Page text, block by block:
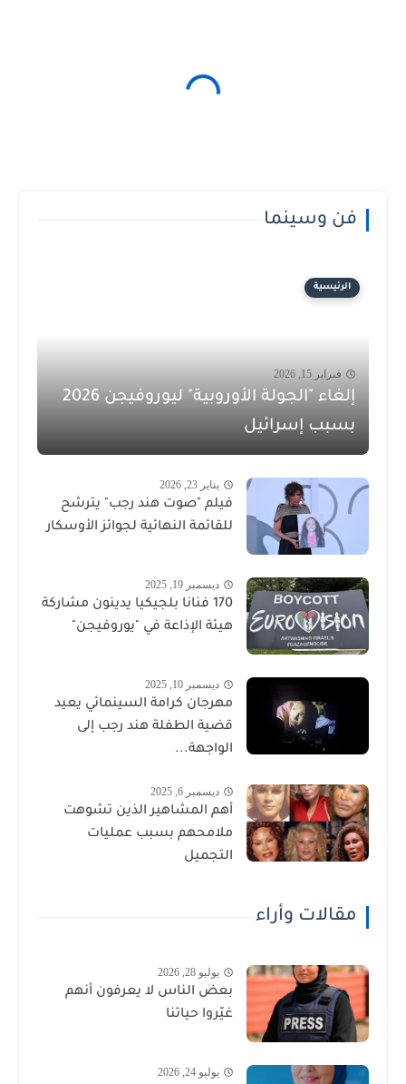
فن وسينما
الرئيسية
فبراير 15, 2026
إلغاء "الجولة الأوروبية" ليوروفيجن 2026
بسبب إسرائيل
يناير 23, 2026
فيلم "صوت هند رجب" يترشح
للقائمة النهائية لجوائز الأوسكار
ديسمبر 19, 2025
170 فنانا بلجيكيا يدينون مشاركة
هيئة الإذاعة في "يوروفيجن"
ديسمبر 10, 2025
مهرجان كرامة السينمائي يعيد
قضية الطفلة هند رجب إلى
الواجهة...
ديسمبر 6, 2025
أهم المشاهير الذين تشوهت
ملامحهم بسبب عمليات
التجميل
مقالات وأراء
يوليو 28, 2026
بعض الناس لا يعرفون أنهم
غيّروا حياتنا
يوليو 24, 2026